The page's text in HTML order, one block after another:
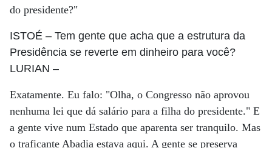
do presidente?"
ISTOÉ – Tem gente que acha que a estrutura da
Presidência se reverte em dinheiro para você?
LURIAN –
Exatamente. Eu falo: "Olha, o Congresso não aprovou
nenhuma lei que dá salário para a filha do presidente." E
a gente vive num Estado que aparenta ser tranquilo. Mas
o traficante Abadia estava aqui. A gente se preserva